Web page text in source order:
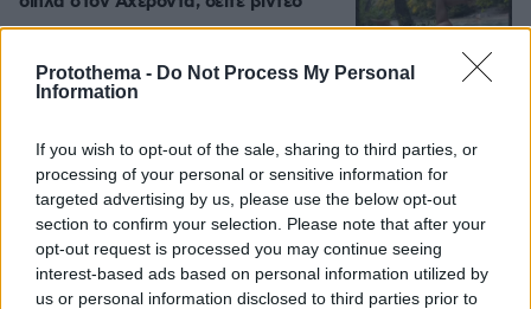
Protothema - Do Not Process My Personal
Information
If you wish to opt-out of the sale, sharing to third parties, or
processing of your personal or sensitive information for
targeted advertising by us, please use the below opt-out
section to confirm your selection. Please note that after your
opt-out request is processed you may continue seeing
interest-based ads based on personal information utilized by
us or personal information disclosed to third parties prior to
Νεαρός Παλαιστίνιος κλείδωσε
ανήλικη στο σπίτι του στα Χανιά, την
έσωσαν οι φωνές της
09.08.2026, 10:38 115